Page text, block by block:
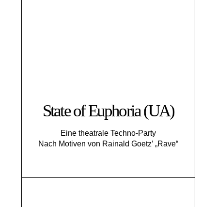
State of Euphoria (UA)
Eine theatrale Techno-Party
Nach Motiven von Rainald Goetz’ „Rave“